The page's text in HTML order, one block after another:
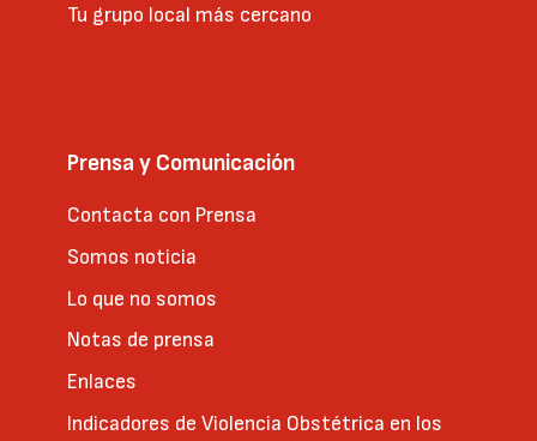
Tu grupo local más cercano
Prensa y Comunicación
Contacta con Prensa
Somos noticia
Lo que no somos
Notas de prensa
Enlaces
Indicadores de Violencia Obstétrica en los